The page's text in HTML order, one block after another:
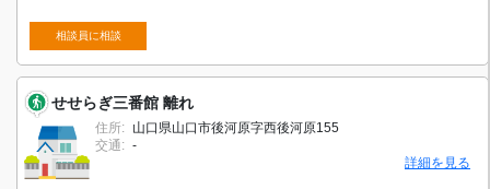
相談員に相談
せせらぎ三番館 離れ
住所:
山口県山口市後河原字西後河原155
交通: -
詳細を見る